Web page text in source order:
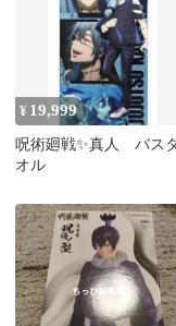
¥ 19,999
呪術廻戦✨真人 バス
オル